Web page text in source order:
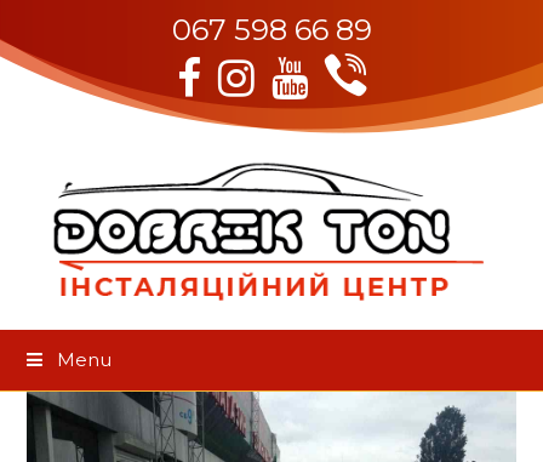
067 598 66 89
Facebook
Instagram
Youtube
Viber
Menu